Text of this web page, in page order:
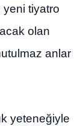
yeni tiyatro
olan
anlar
yeteneğiyle